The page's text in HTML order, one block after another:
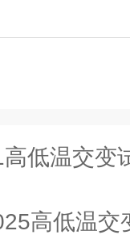
温交变试验箱,
温交变试验箱价